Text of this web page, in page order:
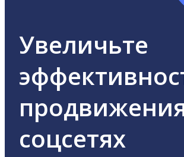
Увеличьте
соцсетях